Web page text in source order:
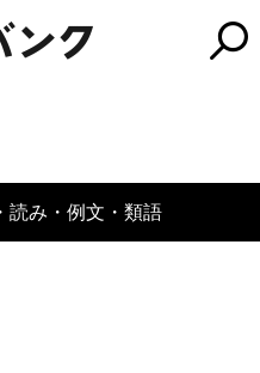
読み・例文・類語